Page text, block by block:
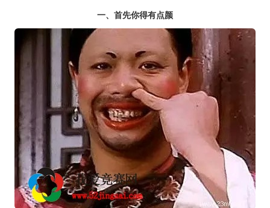
一、首先你得有点颜